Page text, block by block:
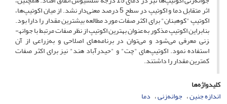
اثر متقابل دما و اکوتیپ در سطح 5 درصد معنی‌دار نشد. از میان اکوتیپ‌ها،
اکوتیپ "کوهبنان" برای اکثر صفات مورد مطالعه بیش­ترین مقدار را دارا بود.
بنابراین اکوتیپ مذکور به‌عنوان بهترین اکوتیپ از نظر صفات مرتبط با جوانه­
زنی معرفی می‌شود و می‌توان در برنامه‌های اصلاحی و به‌زراعی از آن
استفاده نمود. اکوتیپ‌های "چت" و "حیدرآباد هند" نیز برای اکثر صفات
کم­ترین مقدار را داشتند.
کلیدواژه‌ها
اندازه‌ جنین جوانه‌زنی دما